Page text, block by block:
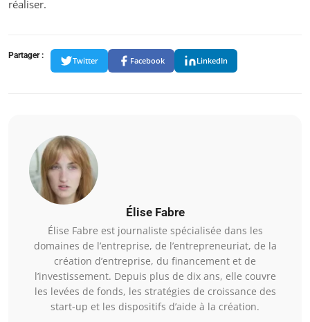
réaliser.
Partager :
Twitter Facebook LinkedIn
Élise Fabre
Élise Fabre est journaliste spécialisée dans les
domaines de l’entreprise, de l’entrepreneuriat, de la
création d’entreprise, du financement et de
l’investissement. Depuis plus de dix ans, elle couvre
les levées de fonds, les stratégies de croissance des
start-up et les dispositifs d’aide à la création.